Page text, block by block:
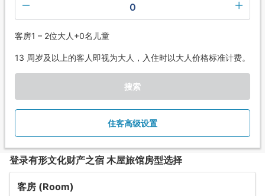
0
客房1 – 2位大人+0名儿童
13 周岁及以上的客人即视为大人，入住时以大人价格标准计费。
搜索
住客高级设置
登录有形文化财产之宿 木屋旅馆房型选择
客房 (Room)